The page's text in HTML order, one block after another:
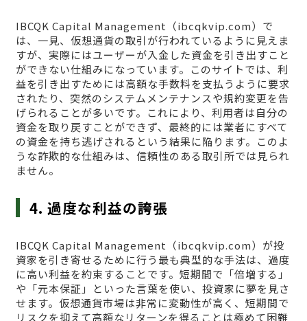
IBCQK Capital Management（ibcqkvip.com）で
は、一見、仮想通貨の取引が行われているように見えま
すが、実際にはユーザーが入金した資金を引き出すこと
ができない仕組みになっています。このサイトでは、利
益を引き出すためには高額な手数料を支払うように要求
されたり、突然のシステムメンテナンスや規約変更を告
げられることが多いです。これにより、利用者は自分の
資金を取り戻すことができず、最終的には業者にすべて
の資金を持ち逃げされるという結果に陥ります。このよ
うな詐欺的な仕組みは、信頼性のある取引所では見られ
ません。
4. 過度な利益の誇張
IBCQK Capital Management（ibcqkvip.com）が投
資家を引き寄せるために行う最も典型的な手法は、過度
に高い利益を約束することです。短期間で「倍増する」
や「元本保証」といった言葉を使い、投資家に夢を見さ
せます。仮想通貨市場は非常に変動性が高く、短期間で
リスクを抑えて高額なリターンを得ることは極めて困難